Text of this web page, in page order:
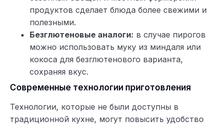
продуктов сделает блюда более свежими и
полезными.
Безглютеновые аналоги: в случае пирогов
можно использовать муку из миндаля или
кокоса для безглютенового варианта,
сохраняя вкус.
Современные технологии приготовления
Технологии, которые не были доступны в
традиционной кухне, могут повысить удобство